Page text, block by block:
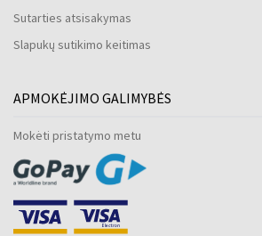
Sutarties atsisakymas
Slapukų sutikimo keitimas
APMOKĖJIMO GALIMYBĖS
Mokėti pristatymo metu